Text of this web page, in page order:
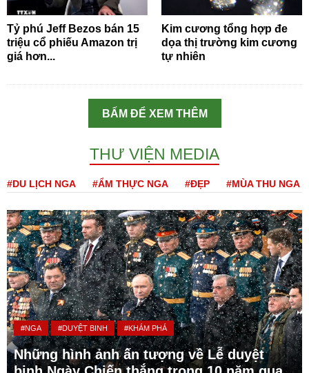
Tỷ phú Jeff Bezos bán 15
triệu cổ phiếu Amazon trị
giá hơn...
Kim cương tổng hợp đe
dọa thị trường kim cương
tự nhiên
BẤM ĐỂ XEM THÊM
THƯ VIỆN MEDIA
#DU LỊCH NGA #ẨM THỰC NGA #ĐẸP #MÙA THU NGA
#NGA #DUYỆT BINH #KHÁM PHÁ
Những hình ảnh ấn tượng về Lễ duyệt